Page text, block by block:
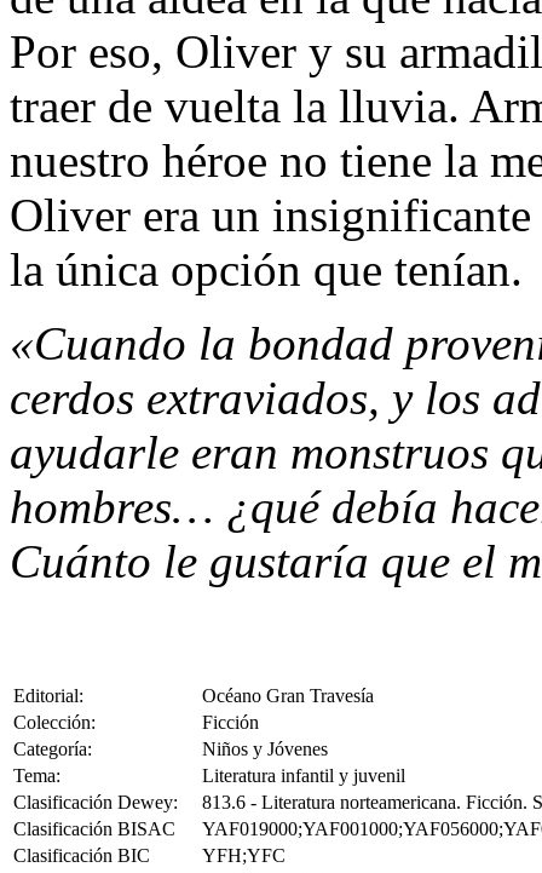
Por eso, Oliver y su
traer de vuelta la lluvia.
nuestro héroe no tiene la
Oliver era un insignificante
la única opción que tenían.
«Cuando la bondad
cerdos extraviados, y los
ayudarle eran monstruos
hombres… ¿qué debía
Cuánto le gustaría que el
Editorial:
Océano Gran Travesía
Colección:
Ficción
Categoría:
Niños y Jóvenes
Tema:
Literatura infantil y juvenil
Clasificación Dewey:
813.6 - Literatura norteamericana. Ficción.
Clasificación BISAC
Clasificación BIC
YFH;YFC